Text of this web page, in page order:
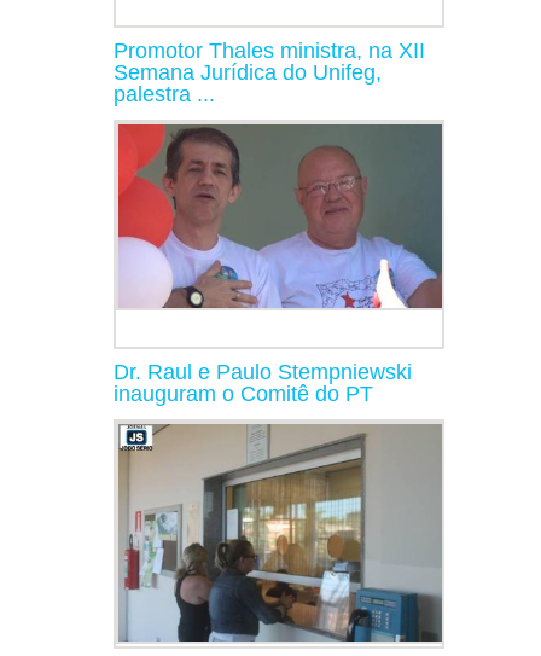
Promotor Thales ministra, na XII
Semana Jurídica do Unifeg,
palestra ...
Dr. Raul e Paulo Stempniewski
inauguram o Comitê do PT